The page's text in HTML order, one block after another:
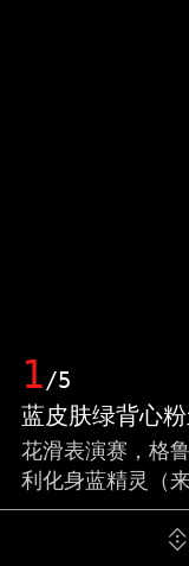
1/5
蓝皮肤绿背心
花滑表演赛，格
利化身蓝精灵（